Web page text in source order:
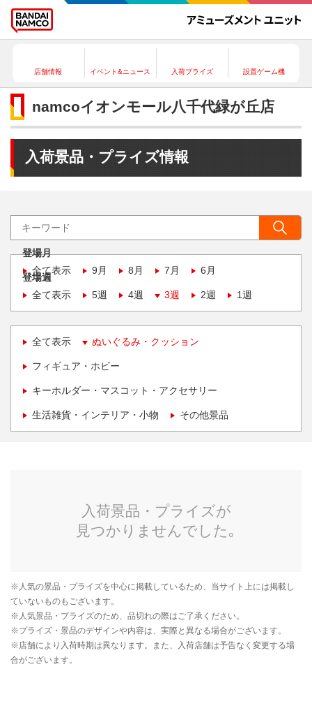
店舗情報 イベント&ニュース 入荷プライズ 設置ゲーム機
namcoイオンモール八千代緑が丘店
入荷景品・プライズ情報
登場月
全て表示
9月 8月 7月 6月
登場週
全て表示
5週 4週 3週 2週 1週
全て表示 ぬいぐるみ・クッション
フィギュア・ホビー
キーホルダー・マスコット・アクセサリー
生活雑貨・インテリア・小物 その他景品